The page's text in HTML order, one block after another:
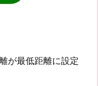
が最低距離に設定